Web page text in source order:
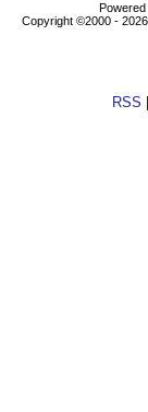
Copyright ©2000 -
RSS